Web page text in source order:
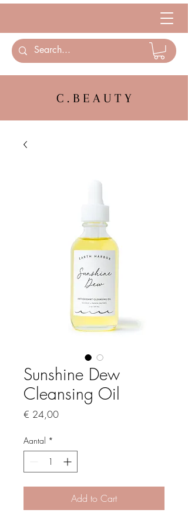
C . B E A U T Y
Sunshine Dew
Cleansing Oil
€ 24,00Prijs
Aantal *
Add to Cart